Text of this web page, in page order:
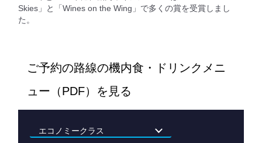
Skies」と「Wines on the Wing」で多くの賞を受賞しまし
た。
ご予約の路線の機内食・ドリンクメニ
ュー（PDF）を見る